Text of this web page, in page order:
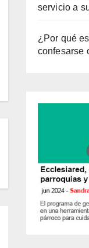
servicio a
¿Por qué
confesarse